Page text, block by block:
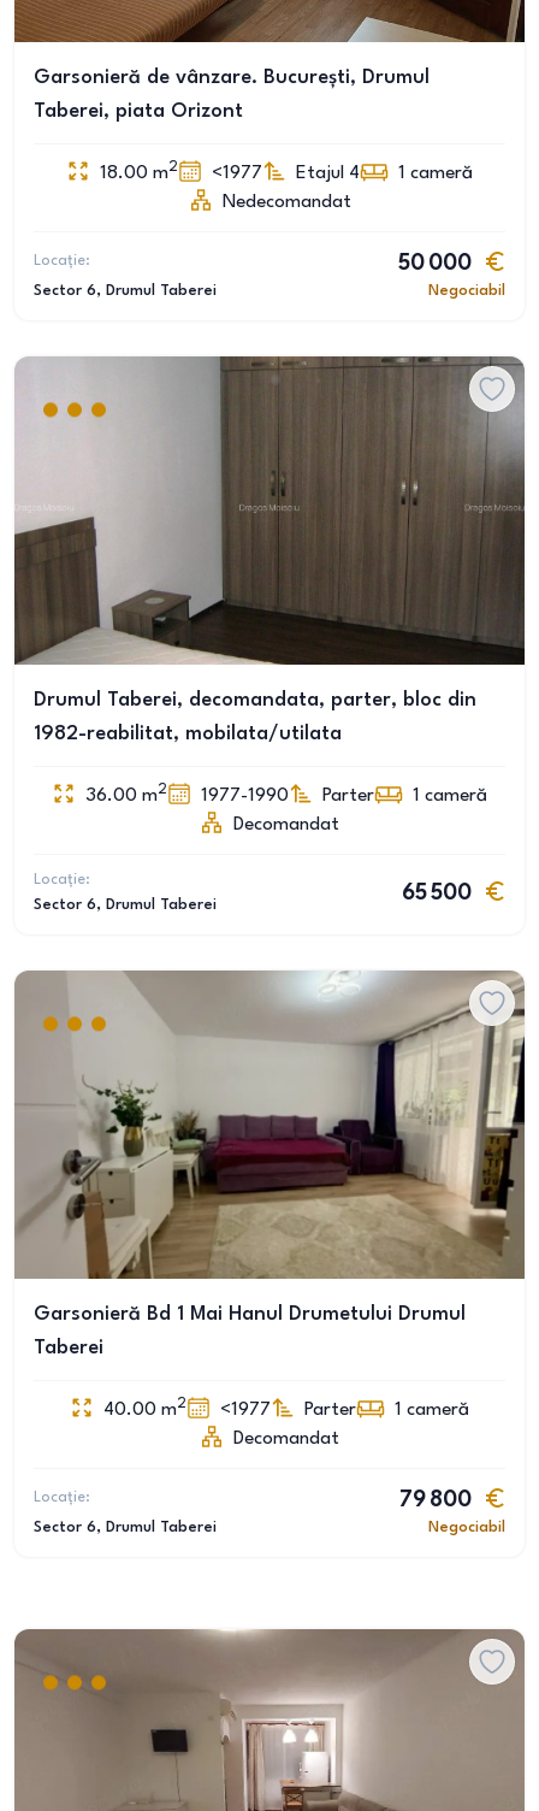
Garsonieră de vânzare. București, Drumul
Taberei, piata Orizont
18.00 m2 <1977 Etajul 4 1 cameră
Nedecomandat
Locație:
Sector 6, Drumul Taberei
50 000
Negociabil
Drumul Taberei, decomandata, parter, bloc din
1982-reabilitat, mobilata/utilata
36.00 m2 1977-1990 Parter 1 cameră
Decomandat
Locație:
Sector 6, Drumul Taberei
65 500
Garsonieră Bd 1 Mai Hanul Drumetului Drumul
Taberei
40.00 m2 <1977 Parter 1 cameră
Decomandat
Locație:
Sector 6, Drumul Taberei
79 800
Negociabil